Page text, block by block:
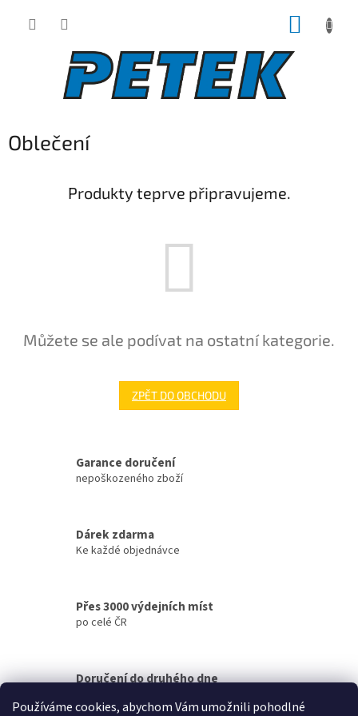
Používáme cookies, abychom Vám umožnili pohodlné
Oblečení
Produkty teprve připravujeme.
Můžete se ale podívat na ostatní kategorie.
ZPĚT DO OBCHODU
Garance doručení
nepoškozeného zboží
Dárek zdarma
Ke každé objednávce
Přes 3000 výdejních míst
po celé ČR
Doručení do druhého dne